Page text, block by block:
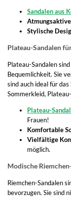
Sandalen aus
Stylische
Plateau-Sandalen
Plateau-Sandalen
Bequemlichkeit. Sie
sind auch ideal für
Sommerkleid,
Plateau-
Frauen!
Komfortable
Vielfältige
möglich.
Modische
Riemchen-Sandalen
bevorzugen. Sie sind